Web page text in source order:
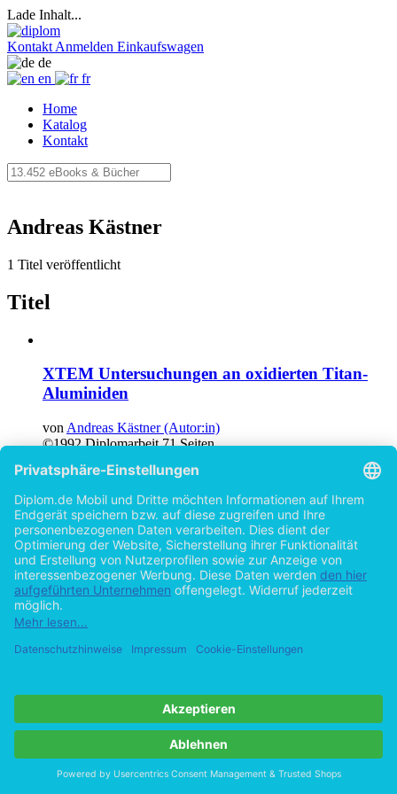
Lade Inhalt...
Kontakt Anmelden Einkaufswagen
de
en
fr
Home
Katalog
Kontakt
Andreas Kästner
1 Titel veröffentlicht
Titel
XTEM Untersuchungen an oxidierten Titan-
Aluminiden
von Andreas Kästner (Autor:in)
©1992 Diplomarbeit 71 Seiten
Hilfe/FAQ
Datenschutz
AGB
Vertrag widerrufen
Zur Desktop-Version
Copyright ©Imprint in der Bedey & Thoms Media GmbH powered
byOpen Publishing
Cookie-Einstellungen